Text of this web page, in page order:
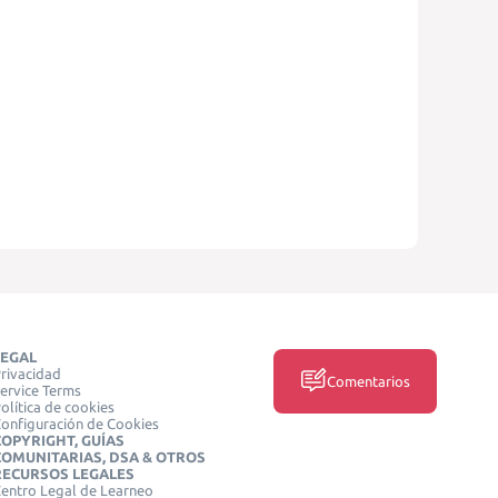
Terms
de cookies
de Cookies
GUÍAS
DSA & OTROS
LEGALES
Legal de Learneo
Comentarios